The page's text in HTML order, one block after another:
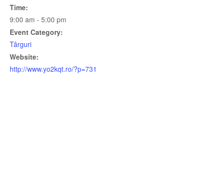
Time:
9:00 am - 5:00 pm
Event Category:
Târguri
Website:
http://www.yo2kqt.ro/?p=731